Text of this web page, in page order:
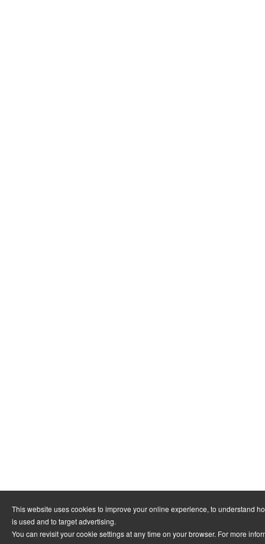
This website uses cookies to improve your online experience, to understand
is used and to target advertising.
You can revisit your cookie settings at any time on your browser. For more